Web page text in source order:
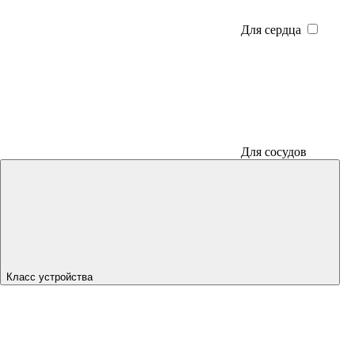
Для сердца
Для сосудов
Класс устройства